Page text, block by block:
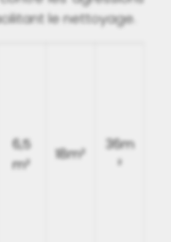
le nettoyage.
6,5
m²
18m²
36m
²